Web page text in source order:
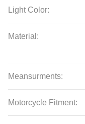
Light Color:
Material:
Meansurments:
Motorcycle Fitment: